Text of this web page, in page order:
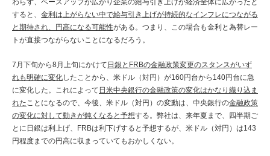
わらず、ベースアップが広がり企業の給与引き上げが経済全体に広がったと
すると、 金利は上がらない中で給与引き上げが持続的なインフレにつながる
と期待され、円高になる可能性がある。つまり、この場合も金利と為替レー
トが直接つながらないことになるだろう。
7月下旬から8月上旬にかけて 日銀とFRBの金融政策変更のスタンスがいず
れも明確に変化したことから、米ドル（対円）が160円台から140円台に急
に変化した。これによって 日米中央銀行の金融政策の変化はかなり織り込ま
れたことになるので、今後、米ドル（対円）の変動は、中央銀行の金融政策
の変化に対して動きが鈍くなると予想する。弊社は、来年夏まで、四半期ご
とに日銀は利上げ、FRBは利下げすると予想するが、米ドル（対円）は143
円程度までの円高に収まっていてもおかしくない。